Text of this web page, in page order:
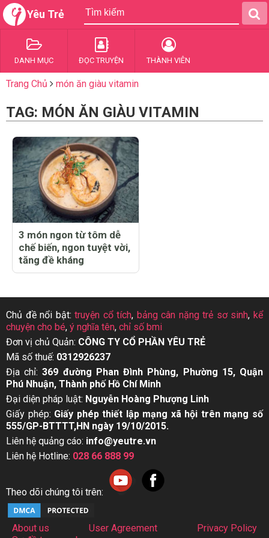
Yêu Trẻ
DANH MỤC ĐỌC TRUYỆN THÀNH VIÊN
Trang Chủ món ăn giàu vitamin
TAG: MÓN ĂN GIÀU VITAMIN
3 món ngon từ tôm dễ
chế biến, ngon tuyệt vời,
tăng đề kháng
Chủ đề nổi bật:truyện cổ tích, bảng cân nặng trẻ sơ sinh,kể
chuyện cho bé, ý nghĩa tên, chỉ số bmi
Đơn vị chủ Quản: CÔNG TY CỔ PHẦN YÊU TRẺ
Mã số thuế: 0312926237
Địa chỉ:369 đường Phan Đình Phùng, Phường 15, Quận
Phú Nhuận, Thành phố Hồ Chí Minh
Đại diện pháp luật: Nguyễn Hoàng Phượng Linh
Giấy phép: Giấy phép thiết lập mạng xã hội trên mạng số
555/GP-BTTTT,HN ngày 19/10/2015.
Liên hệ quảng cáo: info@yeutre.vn
Liên hệ Hotline: 028 66 888 99
Theo dõi chúng tôi trên:
About us User Agreement
Privacy Policy